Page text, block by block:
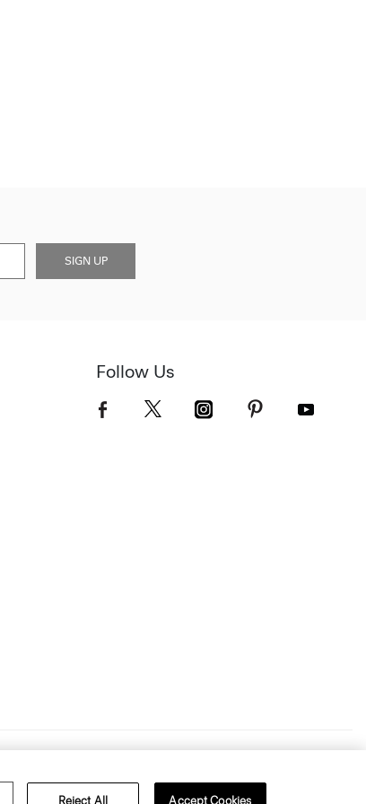
SIGN UP
Follow Us
Reject All Accept Cookies